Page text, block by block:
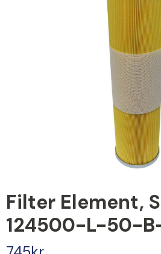
Filter Element,
124500-L-50-